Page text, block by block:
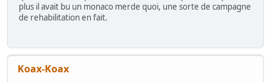
plus il avait bu un monaco merde quoi, une sorte de campagne
de rehabilitation en fait.
Koax-Koax